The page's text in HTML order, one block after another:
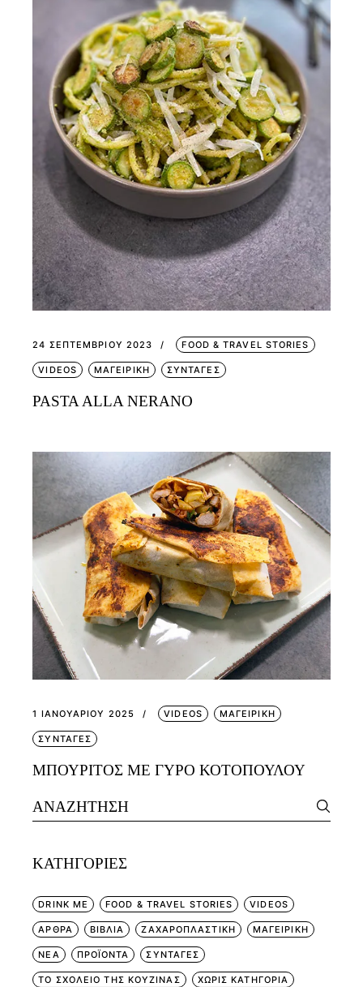
24 ΣΕΠΤΕΜΒΡΊΟΥ 2023 FOOD & TRAVEL STORIES
VIDEOS ΜΑΓΕΙΡΙΚΗ ΣΥΝΤΑΓΕΣ
PASTA ALLA NERANO
1 ΙΑΝΟΥΑΡΊΟΥ 2025 VIDEOS ΜΑΓΕΙΡΙΚΗ
ΣΥΝΤΑΓΕΣ
ΜΠΟΥΡΙΤΟΣ ΜΕ ΓΥΡΟ ΚΟΤΟΠΟΥΛΟΥ
Search
for:
KΑΤΗΓΟΡΊΕΣ
DRINK ME FOOD & TRAVEL STORIES VIDEOS
ΑΡΘΡΑ ΒΙΒΛΙΑ ΖΑΧΑΡΟΠΛΑΣΤΙΚΗ ΜΑΓΕΙΡΙΚΗ
ΝΕΑ ΠΡΟΪΟΝΤΑ ΣΥΝΤΑΓΕΣ
ΤΟ ΣΧΟΛΕΙΟ ΤΗΣ ΚΟΥΖΙΝΑΣ ΧΩΡΊΣ ΚΑΤΗΓΟΡΊΑ